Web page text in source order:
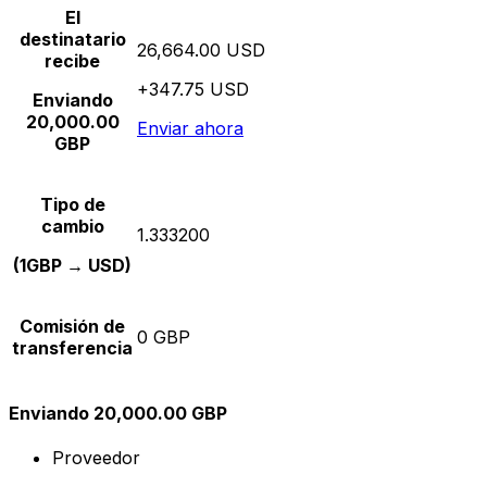
El
destinatario
recibe
Enviando
20,000.00
GBP
26,664.00 USD
+347.75 USD
Enviar ahora
Tipo de
cambio
(1GBP → USD)
1.333200
Comisión de
transferencia 0 GBP
Enviando 20,000.00 GBP
Proveedor